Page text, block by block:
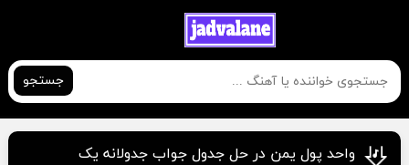
جستجو
واحد پول یمن در حل جدول جواب جدولانه یک